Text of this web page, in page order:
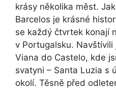
krásy několika měst.
Barcelos je krásné
se každý čtvrtek konají
v Portugalsku.
Viana do Castelo, kde
svatyni – Santa Luzia s
okolí. Těsně před